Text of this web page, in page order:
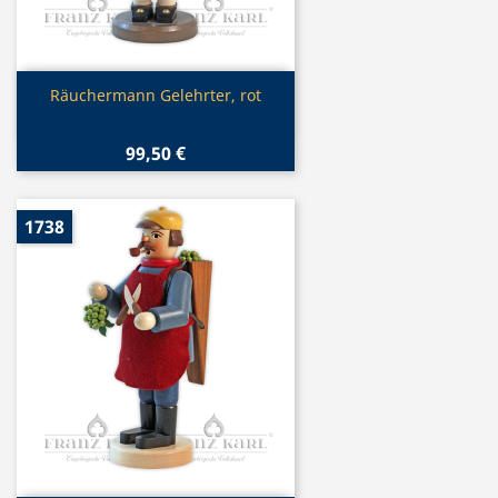
Vorschau
Räuchermann Gelehrter, rot
99,50 €
1738